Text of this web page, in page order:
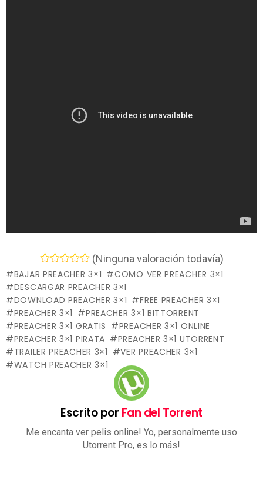
(Ninguna valoración todavía)
BAJAR PREACHER 3×1
COMO VER PREACHER 3×1
DESCARGAR PREACHER 3×1
DOWNLOAD PREACHER 3×1
FREE PREACHER 3×1
PREACHER 3×1
PREACHER 3×1 BITTORRENT
PREACHER 3×1 GRATIS
PREACHER 3×1 ONLINE
PREACHER 3×1 PIRATA
PREACHER 3×1 UTORRENT
TRAILER PREACHER 3×1
VER PREACHER 3×1
WATCH PREACHER 3×1
Escrito por Fan del Torrent
Me encanta ver pelis online! Yo, personalmente uso
Utorrent Pro, es lo más!